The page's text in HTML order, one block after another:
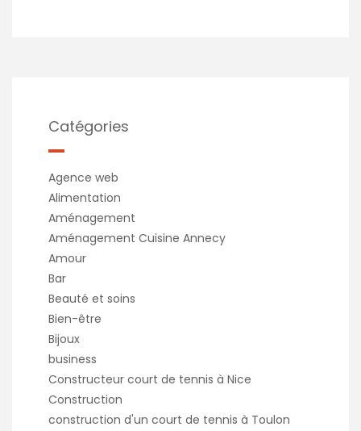
Catégories
Agence web
Alimentation
Aménagement
Aménagement Cuisine Annecy
Amour
Bar
Beauté et soins
Bien-être
Bijoux
business
Constructeur court de tennis à Nice
Construction
construction d'un court de tennis à Toulon